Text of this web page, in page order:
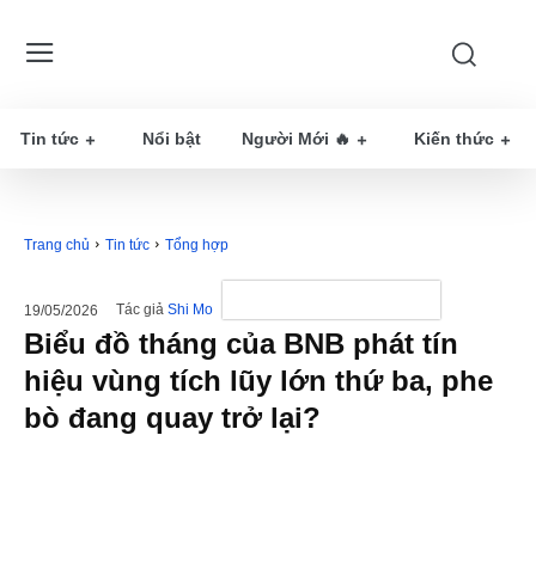
Tin tức Nổi bật Người Mới 🔥 Kiến thức
Trang chủ Tin tức Tổng hợp
19/05/2026 Tác giả Shi Mo
Biểu đồ tháng của BNB phát tín
hiệu vùng tích lũy lớn thứ ba, phe
bò đang quay trở lại?